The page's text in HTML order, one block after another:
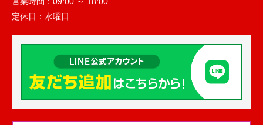
定休日： 水曜日